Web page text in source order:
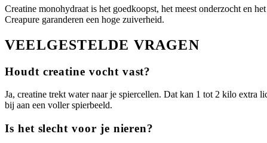
Creatine monohydraat is het goedkoopst, het meest onderzocht en
Creapure garanderen een hoge zuiverheid.
VEELGESTELDE VRAGEN
Houdt creatine vocht vast?
Ja, creatine trekt water naar je spiercellen. Dat kan 1 tot 2 kilo extra
bij aan een voller spierbeeld.
Is het slecht voor je nieren?